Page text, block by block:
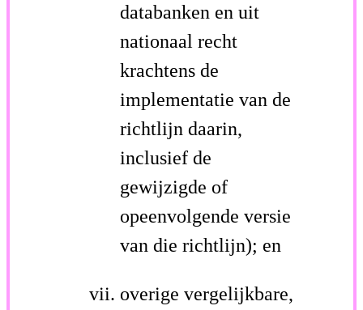
databanken en uit
nationaal recht
krachtens de
implementatie van de
richtlijn daarin,
inclusief de
gewijzigde of
opeenvolgende versie
van die richtlijn); en
overige vergelijkbare,